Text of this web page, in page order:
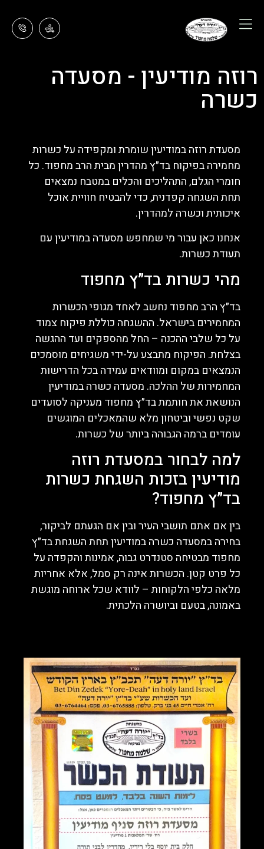
רוזה מודיעין - מסעדה
כשרה
מסעדת רוזה במודיעין שומרת ומקפידה על כשרות
מחמירה בפיקוח בד״ץ מהדרין מבית הרב מחפוד. כל
חומרי הגלם, התהליכים והכלים במטבח נמצאים
תחת השגחה קפדנית, כדי להבטיח חוויית אוכל
איכותית וכשרה למהדרין.
אנחנו כאן עבור מי שמחפש מסעדה במודיעין עם
תעודת כשרות.
מהי כשרות בד״ץ מחפוד
בד״ץ הרב מחפוד נחשב לאחד מגופי הכשרות
המחמירים בישראל. ההשגחה כוללת פיקוח צמוד
על כל שלבי ההכנה – החל מהספקים ועד ההגשה
בצלחת. הפיקוח מתבצע על-ידי משגיחים מוסמכים
הנמצאים במקום ומוודאים עמידה בכל הדרישות
המחמירות של ההלכה. מסעדה כשרה במודיעין
הנושאת את חותמת בד״ץ מחפוד מעניקה לסועדים
שקט נפשי וביטחון מלא שהמאכלים המוגשים
עומדים ברמה הגבוהה ביותר של כשרות.
למה לבחור במסעדת רוזה
מודיעין בזכות השגחת כשרות
בד״ץ מחפוד?
בין אם אתם תושבי העיר ובין אם הגעתם לביקור,
בחירה במסעדה כשרה במודיעין תחת השגחת בד״ץ
מחפוד מבטיחה סטנדרט גבוה, אמינות והקפדה על
כל פרט קטן. הכשרות אינה רק סמל, אלא אחריות
מלאה כלפי הלקוחות – לוודא שכל ארוחה מוגשת
באמונה, בטעם וביושרה הלכתית.